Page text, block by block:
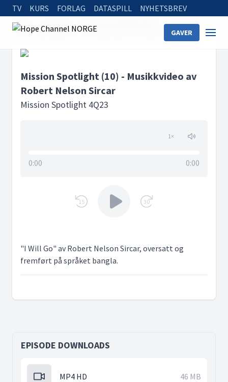
TV KURS FORLAG DATASPILL NYHETSBREV
GAVER
Home
Mission Spotlight (10) - Musikkvideo av Robert Nelson Sircar
Mission Spotlight (10) - Musikkvideo av
Robert Nelson Sircar
Mission Spotlight 4Q23
1×
0:00 0:00
15 30
"I Will Go" av Robert Nelson Sircar, oversatt og
fremført på språket bangla.
EPISODE DOWNLOADS
MP4 HD 46 MB